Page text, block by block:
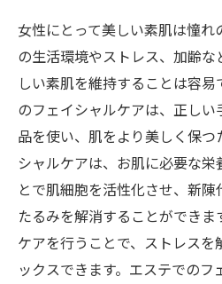
女性にとって美しい素肌は憧れ
の生活環境やストレス、加齢
しい素肌を維持することは容
のフェイシャルケアは、正し
品を使い、肌をより美しく保つ
シャルケアは、お肌に必要な
とで肌細胞を活性化させ、新
たるみを解消することができ
ケアを行うことで、ストレスを
ックスできます。エステでの